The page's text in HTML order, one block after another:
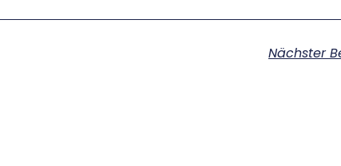
Nächster